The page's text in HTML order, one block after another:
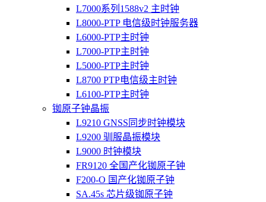
L7000系列1588v2 主时钟
L8000-PTP 电信级时钟服务器
L6000-PTP主时钟
L7000-PTP主时钟
L5000-PTP主时钟
L8700 PTP电信级主时钟
L6100-PTP主时钟
铷原子钟晶振
L9210 GNSS同步时钟模块
L9200 驯服晶振模块
L9000 时钟模块
FR9120 全国产化铷原子钟
F200-O 国产化铷原子钟
SA.45s 芯片级铷原子钟